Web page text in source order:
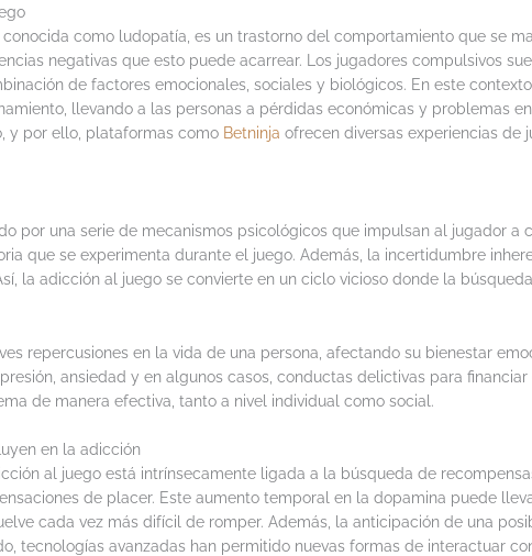
como ludopatía, es un trastorno del comportamiento que se
negativas que esto puede acarrear. Los jugadores compulsivos
de factores emocionales, sociales y biológicos. En este
llevando a las personas a pérdidas económicas y problemas
y por ello, plataformas como Betninja ofrecen diversas experiencias de
por una serie de mecanismos psicológicos que impulsan al jugador
que se experimenta durante el juego. Además, la incertidumbre
la adicción al juego se convierte en un ciclo vicioso donde la
repercusiones en la vida de una persona, afectando su bienestar
ansiedad y en algunos casos, conductas delictivas para
de manera efectiva, tanto a nivel individual como social.
en la adicción
al juego está intrínsecamente ligada a la búsqueda de
de placer. Este aumento temporal en la dopamina puede
cada vez más difícil de romper. Además, la anticipación de una
tecnologías avanzadas han permitido nuevas formas de interactuar